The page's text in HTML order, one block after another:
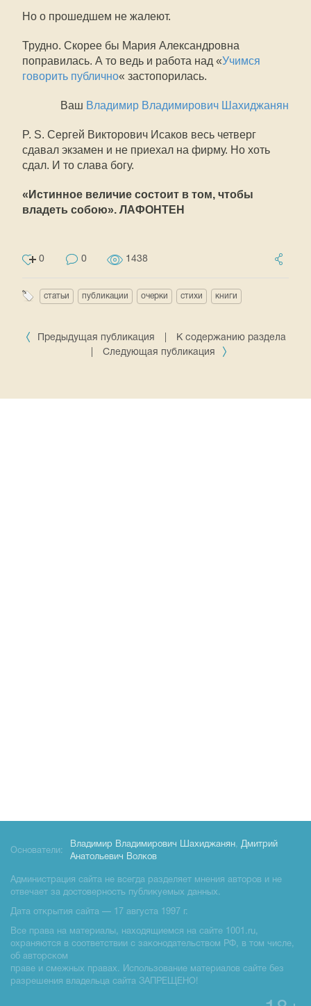
Но о прошедшем не жалеют.
Трудно. Скорее бы Мария Александровна
поправилась. А то ведь и работа над «Учимся
говорить публично« застопорилась.
Ваш Владимир Владимирович Шахиджанян
P. S. Сергей Викторович Исаков весь четверг
сдавал экзамен и не приехал на фирму. Но хоть
сдал. И то слава богу.
«Истинное величие состоит в том, чтобы
владеть собою». ЛАФОНТЕН
0 0 1438
статьи публикации очерки стихи книги
Предыдущая публикация
К содержанию раздела
Следующая публикация
Основатели:
Владимир Владимирович Шахиджанян, Дмитрий
Анатольевич Волков
Администрация сайта не всегда разделяет мнения авторов и не
отвечает за достоверность публикуемых данных.
Дата открытия сайта — 17 августа 1997 г.
Все права на материалы, находящиемся на сайте 1001.ru,
охраняются в соответствии с законодательством РФ, в том числе,
об авторском
праве и смежных правах. Использование материалов сайте без
разрешения владельца сайта ЗАПРЕЩЕНО!